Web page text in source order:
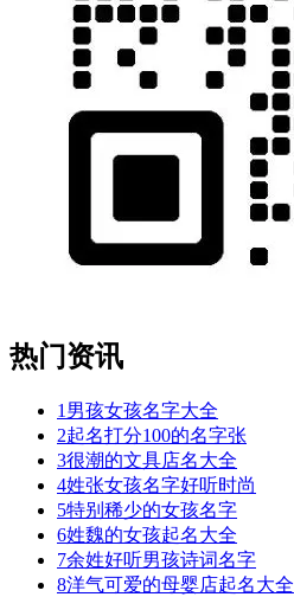
热门资讯
1 男孩女孩名字大全
2起名打分100的名字张
3很潮的文具店名大全
4姓张女孩名字好听时尚
5特别稀少的女孩名字
6姓魏的女孩起名大全
7余姓好听男孩诗词名字
8洋气可爱的母婴店起名大全